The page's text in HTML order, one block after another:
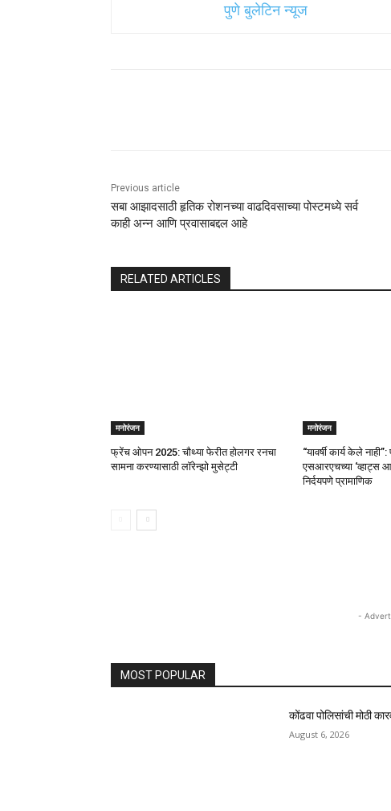
पुणे बुलेटिन न्यूज
Previous article
सबा आझादसाठी हृतिक रोशनच्या वाढदिवसाच्या पोस्टमध्ये सर्व
काही अन्न आणि प्रवासाबद्दल आहे
RELATED ARTICLES
मनोरंजन
फ्रेंच ओपन 2025: चौथ्या फेरीत होलगर रनचा
सामना करण्यासाठी लॉरेन्झो मुसेट्टी
मनोरंजन
“यावर्षी कार्य केले
एसआरएचच्या ‘व्हाट्स
निर्दयपणे प्रामाणिक
-
MOST POPULAR
कोंढवा पोलिसांची मोठी
August 6, 2026